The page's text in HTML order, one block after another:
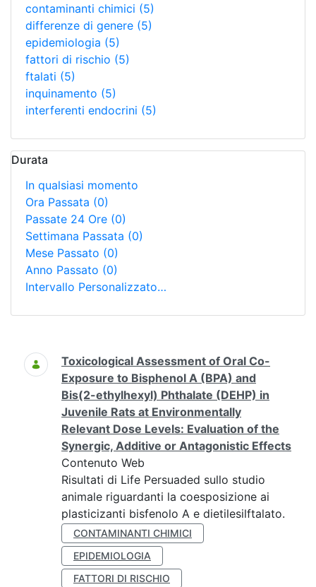
contaminanti chimici (5)
differenze di genere (5)
epidemiologia (5)
fattori di rischio (5)
ftalati (5)
inquinamento (5)
interferenti endocrini (5)
Durata
In qualsiasi momento
Ora Passata (0)
Passate 24 Ore (0)
Settimana Passata (0)
Mese Passato (0)
Anno Passato (0)
Intervallo Personalizzato…
Ricerca
Toxicological Assessment of Oral Co-
Exposure to Bisphenol A (BPA) and
Bis(2-ethylhexyl) Phthalate (DEHP) in
Juvenile Rats at Environmentally
Relevant Dose Levels: Evaluation of the
Synergic, Additive or Antagonistic Effects
Contenuto Web
Risultati di Life Persuaded sullo studio
animale riguardanti la coesposizione ai
plasticizanti bisfenolo A e dietilesilftalato.
CONTAMINANTI CHIMICI
EPIDEMIOLOGIA
FATTORI DI RISCHIO